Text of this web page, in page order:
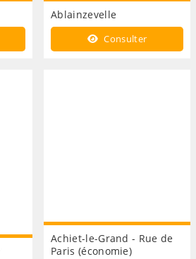
Ablainzevelle
Consulter
Achiet-le-Grand - Rue de
Paris (économie)